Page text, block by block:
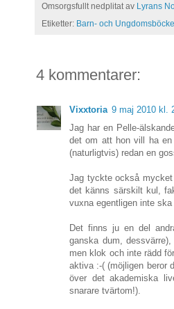
Omsorgsfullt nedplitat av Lyrans
Etiketter: Barn- och
4 kommentarer:
Vixxtoria 9 maj 2010 kl.
Jag har en Pelle-
det om att hon vill ha
(naturligtvis) redan en
Jag tyckte också
det känns särskilt kul,
vuxna egentligen inte ska
Det finns ju en del
ganska dum,
men klok och inte rädd
aktiva :-( (möjligen beror
över det akademiska
snarare tvärtom!).